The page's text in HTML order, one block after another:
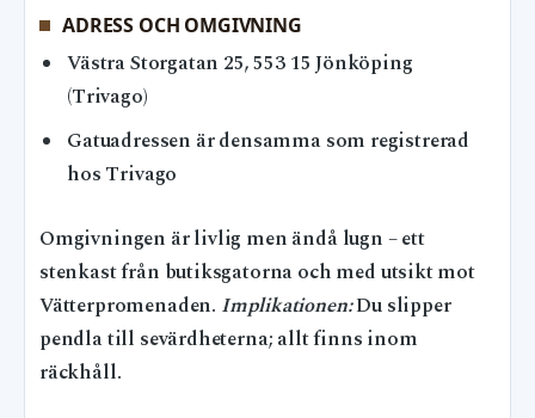
ADRESS OCH OMGIVNING
Västra Storgatan 25, 553 15 Jönköping
(Trivago)
Gatuadressen är densamma som registrerad
hos Trivago
Omgivningen är livlig men ändå lugn – ett
stenkast från butiksgatorna och med utsikt mot
Vätterpromenaden. Implikationen:Du slipper
pendla till sevärdheterna; allt finns inom
räckhåll.